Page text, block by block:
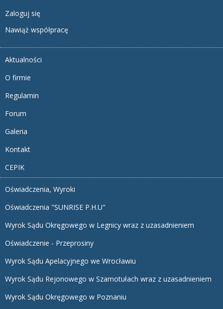
Zaloguj się
Nawiąż współpracę
Aktualności
O firmie
Regulamin
Forum
Galeria
Kontakt
CEPIK
Oświadczenia, Wyroki
Oświadczenia "SUNRISE P.H.U"
Wyrok Sądu Okręgowego w Legnicy wraz z uzasadnieniem
Oświadczenie - Przeprosiny
Wyrok Sądu Apelacyjnego we Wrocławiu
Wyrok Sądu Rejonowego w Szamotułach wraz z uzasadnieniem
Wyrok Sądu Okręgowego w Poznaniu